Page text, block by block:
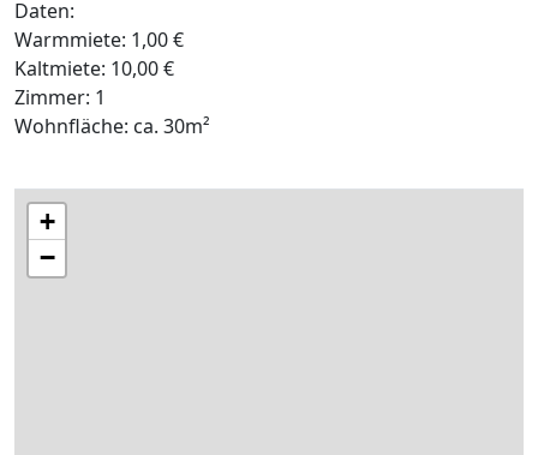
Daten:
Warmmiete: 1,00 €
Kaltmiete: 10,00 €
Zimmer: 1
Wohnfläche: ca. 30m²
+
−